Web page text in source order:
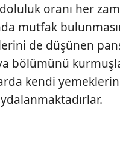
oranı her
mutfak
de düşünen
bölümünü
kendi